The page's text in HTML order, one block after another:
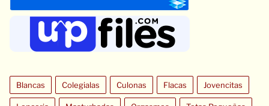
Blancas Colegialas Culonas Flacas Jovencitas